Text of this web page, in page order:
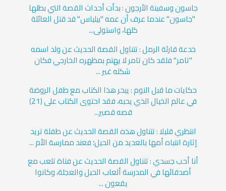
جاسون وسفينة الأرجون : بدأت أحداث القصة التي بطلها
"جاسون" عندما عرف أن عمه "بيلياس" قد قتل العائلة
كلها، واستولى...
خدعة قارئة الرمل : تتناول القصة الحديث عن ولد اسمه
"تامر" فلقد كان تامر لا يهتم بمظهره الخارجي فكان
شكله غير ...
حكايات ما قبل النوم : يبحر هذا الكتاب مع طفل الروضة
في عالم الخيال الذي يحبه، فقد احتوى الكتاب على (21)
قصه قصير...
انتظري قليلا : تتناول هذه القصة الحديث عن طفلة تريد
إثارة انتباه أمها بالعديد من الحيل؛ فعند ممارسة الأم ...
أنا أحب جسدي : تتناول القصة الحديث عن فتاة تلعب مع
أصدقائها في المدرسة ألعاب الحبل والعجلة، وكانوا
يقعون ...